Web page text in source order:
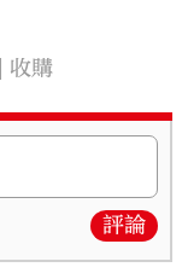
收購
評論